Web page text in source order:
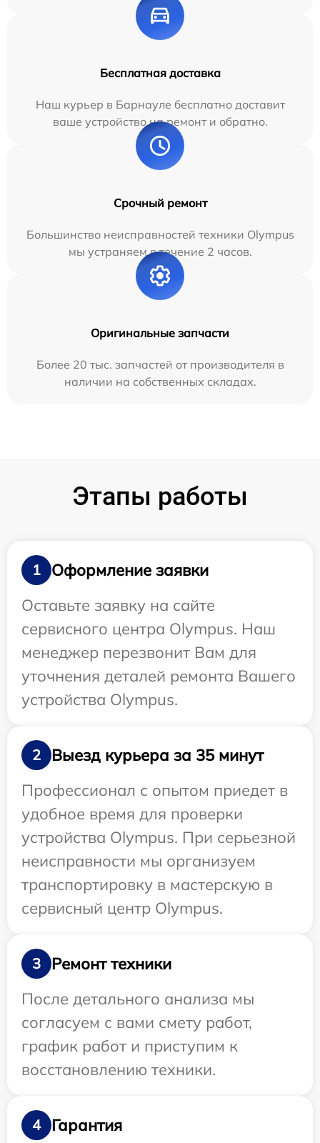
Бесплатная доставка
Наш курьер в Барнауле бесплатно доставит
ваше устройство на ремонт и обратно.
Срочный ремонт
Большинство неисправностей техники Olympus
мы устраняем в течение 2 часов.
Оригинальные запчасти
Более 20 тыс. запчастей от производителя в
наличии на собственных складах.
Этапы работы
1
Оформление заявки
Оставьте заявку на сайте
сервисного центра Olympus. Наш
менеджер перезвонит Вам для
уточнения деталей ремонта Вашего
устройства Olympus.
2
Выезд курьера за 35 минут
Профессионал с опытом приедет в
удобное время для проверки
устройства Olympus. При серьезной
неисправности мы организуем
транспортировку в мастерскую в
сервисный центр Olympus.
3
Ремонт техники
После детального анализа мы
согласуем с вами смету работ,
график работ и приступим к
восстановлению техники.
4 Гарантия